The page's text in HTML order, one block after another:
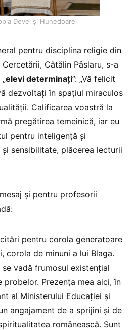
Devei și Hunedoarei
pentru disciplina religie din
Cătălin Pâslaru, s-a
elevi determinați”: „Vă felicit
dezvoltați în spațiul miraculos
Calificarea voastră la
pregătirea temeinică, iar eu
pentru inteligență și
sensibilitate, plăcerea lecturii
și pentru profesorii
pentru corola generatoare
corola de minuni a lui Blaga.
vadă frumosul existențial
Prezența mea aici, în
al Ministerului Educației și
angajament de a sprijini și de
românească. Sunt